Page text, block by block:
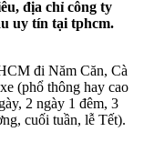
địa chỉ công ty
uy tín tại tphcm.
đi Năm Căn, Cà
(phổ thông hay cao
2 ngày 1 đêm, 3
cuối tuần, lễ Tết).